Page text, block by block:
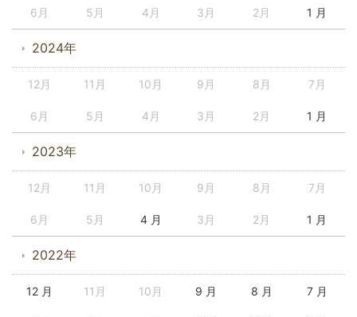
6月 5月 4月 3月 2月 1 月
2024年
12月 11月 10月 9月 8月 7月
6月 5月 4月 3月 2月 1 月
2023年
12月 11月 10月 9月 8月 7月
6月 5月 4 月 3月 2月 1 月
2022年
12 月 11月 10月 9 月 8 月 7 月